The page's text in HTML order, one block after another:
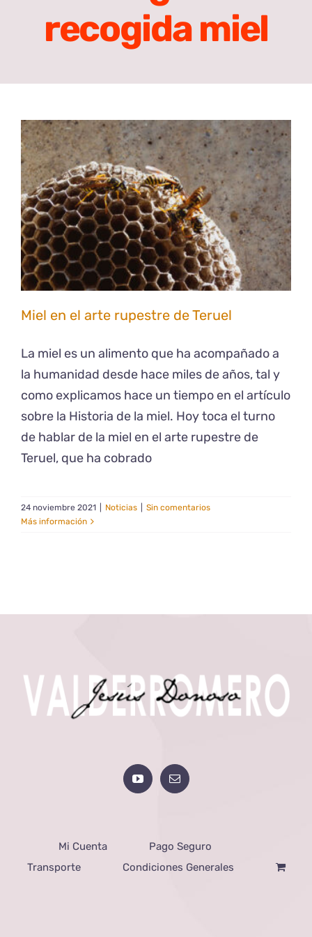
recogida miel
Miel en el arte rupestre de Teruel
La miel es un alimento que ha acompañado a
la humanidad desde hace miles de años, tal y
como explicamos hace un tiempo en el artículo
sobre la Historia de la miel. Hoy toca el turno
de hablar de la miel en el arte rupestre de
Teruel, que ha cobrado
24 noviembre 2021 Noticias
Sin comentarios
Más información
Mi Cuenta
Pago Seguro
Transporte
Condiciones Generales